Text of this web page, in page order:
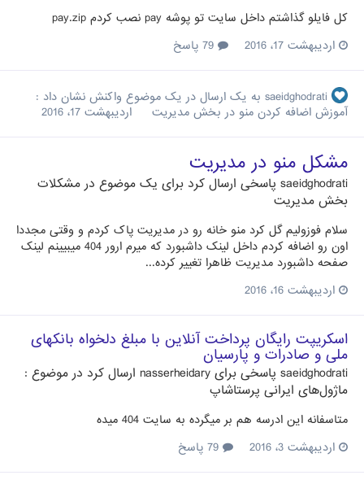
کل فایلو گذاشتم داخل سایت تو پوشه pay نصب کردم pay.zip
اردیبهشت 17، 2016
saeidghodrati به یک ارسال در یک موضوع واکنش نشان داد :
آموزش اضافه کردن منو در بخش مدیریت
اردیبهشت 17، 2016
مشکل منو در مدیریت
saeidghodrati پاسخی ارسال کرد برای یک موضوع در مشکلات
بخش مدیریت
سلام فوزولیم گل کرد منو خانه رو در مدیریت پاک کردم و وقتی مجددا
اون رو اضافه کردم داخل لینک داشبورد که میرم ارور 404 میبیینم لینک
صفحه داشبورد مدیریت ظاهرا تغییر کرده...
اردیبهشت 16، 2016
اسکریپت رایگان پرداخت آنلاین با مبلغ دلخواه بانکهای
ملی و صادرات و پارسیان
saeidghodrati پاسخی برای nasserheidary ارسال کرد در موضوع :
ماژول‌های ایرانی پرستاشاپ
متاسفانه این ادرسه هم بر میگرده به سایت 404 میده
اردیبهشت 3، 2016